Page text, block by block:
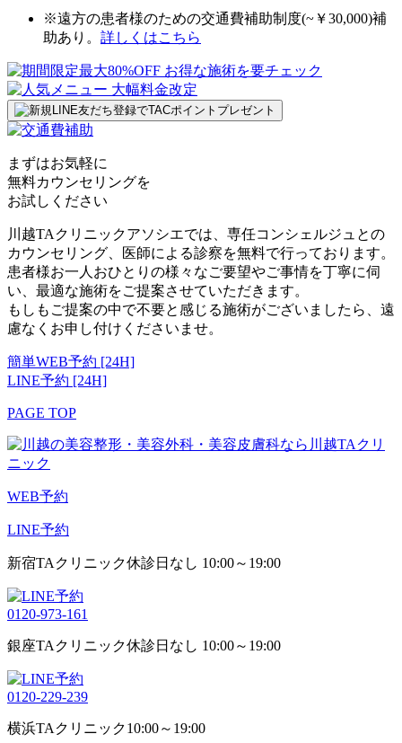
※遠方の患者様のための交通費補助制度(~￥30,000)補
助あり。 詳しくはこちら
まずはお気軽に
無料カウンセリングを
お試しください
川越TAクリニックアソシエでは、専任コンシェルジュとの
カウンセリング、医師による診察を無料で行っております。
患者様お一人おひとりの様々なご要望やご事情を丁寧に伺
い、最適な施術をご提案させていただきます。
もしもご提案の中で不要と感じる施術がございましたら、遠
慮なくお申し付けくださいませ。
簡単WEB予約 [24H]
LINE予約 [24H]
PAGE TOP
WEB予約
LINE予約
新宿TAクリニック休診日なし 10:00～19:00
0120-973-161
銀座TAクリニック休診日なし 10:00～19:00
0120-229-239
横浜TAクリニック10:00～19:00